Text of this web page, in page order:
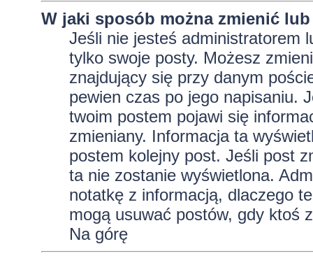
W jaki sposób można zmienić
Jeśli nie jesteś administratorem
tylko swoje posty. Możesz
znajdujący się przy danym
pewien czas po jego napisaniu.
twoim postem pojawi się
zmieniany. Informacja ta
postem kolejny post. Jeśli post
ta nie zostanie wyświetlona.
notatkę z informacją, dlaczego
mogą usuwać postów, gdy ktoś
Na górę